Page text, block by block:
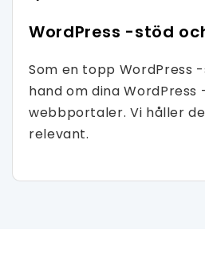
WordPress -stöd
Som en topp WordPress
hand om dina
webbportaler. Vi håller
relevant.